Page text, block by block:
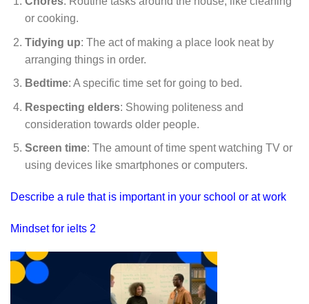
or cooking.
Tidying up: The act of making a place look neat by
arranging things in order.
Bedtime: A specific time set for going to bed.
Respecting elders: Showing politeness and
consideration towards older people.
Screen time: The amount of time spent watching TV or
using devices like smartphones or computers.
Describe a rule that is important in your school or at work
Mindset for ielts 2